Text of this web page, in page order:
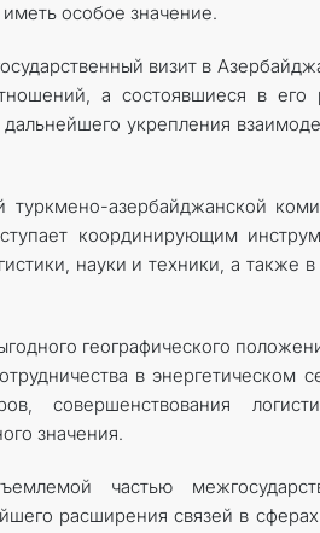
особое значение.
визит в
а состоявшиеся в его
укрепления
азербайджанской
координирующим
науки и техники, а также в
географического
в энергетическом
совершенствования
значения.
частью
расширения связей в